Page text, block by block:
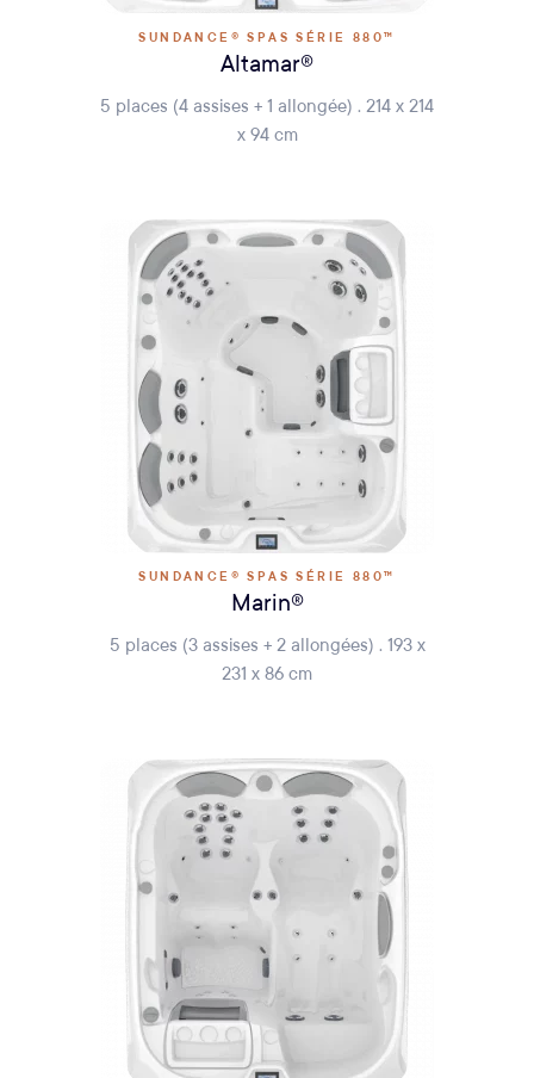
SUNDANCE® SPAS SÉRIE 880™
Altamar®
5 places (4 assises + 1 allongée) . 214 x 214
x 94 cm
SUNDANCE® SPAS SÉRIE 880™
Marin®
5 places (3 assises + 2 allongées) . 193 x
231 x 86 cm